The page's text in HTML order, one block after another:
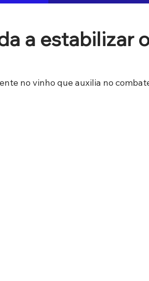
a estabilizar
no vinho que auxilia no